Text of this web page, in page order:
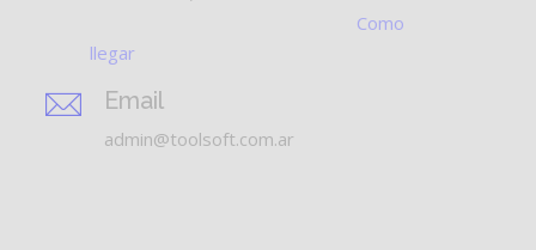
Como
llegar
Email
admin@toolsoft.com.ar